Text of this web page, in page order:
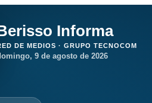
Informa
DE MEDIOS · GRUPO TECNOCOM
9 de agosto de 2026